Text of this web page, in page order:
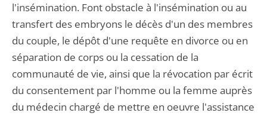
l'insémination. Font obstacle à l'insémination ou au
transfert des embryons le décès d'un des membres
du couple, le dépôt d'une requête en divorce ou en
séparation de corps ou la cessation de la
communauté de vie, ainsi que la révocation par écrit
du consentement par l'homme ou la femme auprès
du médecin chargé de mettre en oeuvre l'assistance